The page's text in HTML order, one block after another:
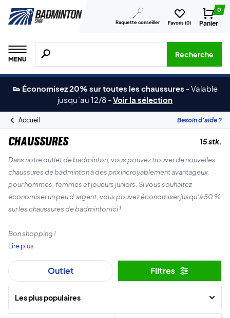
Raquette conseiller Favoris (0)
0
Panier
MENU
Recherche de produits, de marques, etc.
Recherche
👟 Économisez 20% sur toutes les chaussures -Valable
jusqu´au 12/8 -Voir la sélection
Accueil Besoin d'aide ?
Chaussures 15 stk.
Dans notre outlet de badminton, vous pouvez trouver de nouvelles
chaussures de badminton à des prix incroyablement avantageux,
pour hommes, femmes et joueurs juniors. Si vous souhaitez
économiser un peu d’argent, vous pouvez économiser jusqu’à 50 %
sur les chaussures de badminton ici !
Bon shopping !
Lire plus
Outlet Filtres
Les plus populaires